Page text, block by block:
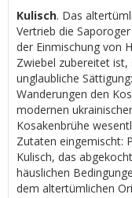
Kulisch. Das
Vertrieb die
der Einmischung von
Zwiebel zubereitet
unglaubliche
Wanderungen den
modernen
Kosakenbrühe
Zutaten eingemischt:
Kulisch, das
häuslichen
dem altertümlichen